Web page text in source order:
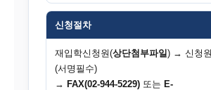
신청절차
재입학신청원(상단첨부파일) → 신청
(서명필수)
→ FAX(02-944-5229) 또는 E-